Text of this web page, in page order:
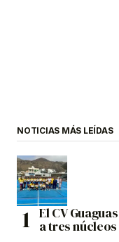
NOTICIAS MÁS LEÍDAS
El CV
a tres núcleos